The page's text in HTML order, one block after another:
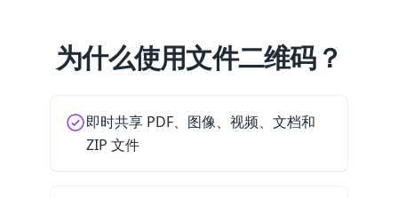
为什么使用文件二维码？
即时共享 PDF、图像、视频、文档和
ZIP 文件